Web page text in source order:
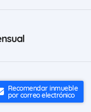
Recomendar inmueble
por correo electrónico